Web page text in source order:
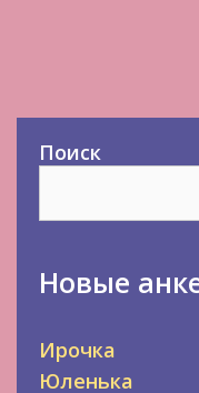
Поиск
Новые
Ирочка
Юленька